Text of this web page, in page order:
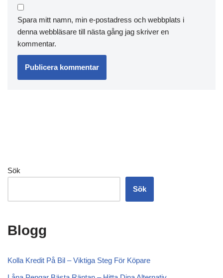
Spara mitt namn, min e-postadress och webbplats i
denna webbläsare till nästa gång jag skriver en
kommentar.
Sök
Sök
Blogg
Kolla Kredit På Bil – Viktiga Steg För Köpare